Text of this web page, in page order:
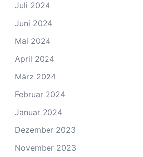
Juli 2024
Juni 2024
Mai 2024
April 2024
März 2024
Februar 2024
Januar 2024
Dezember 2023
November 2023